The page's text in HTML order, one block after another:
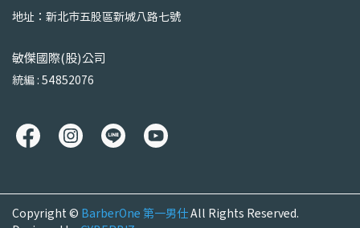
地址：新北市五股區新城八路七號
敏傑國際(股)公司
統編 : 54852076
Copyright © BarberOne 第一男仕All Rights Reserved.